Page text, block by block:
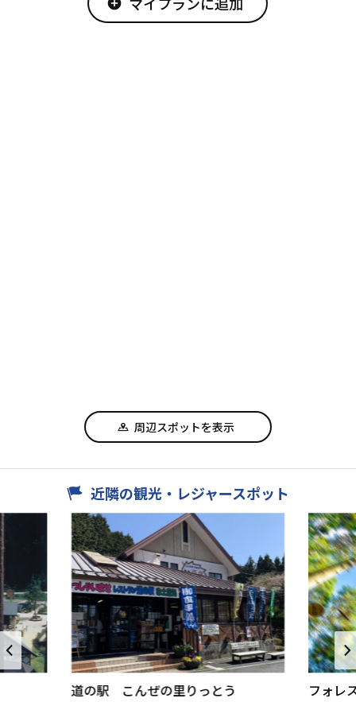
add_circle
周辺スポットを表示
近隣の観光・レジャースポット
道の駅 こんぜの里りっとう フォレ